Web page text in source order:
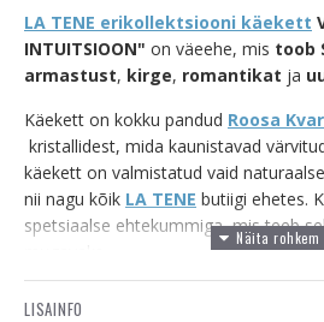
LA TENE erikollektsiooni käekett
INTUITSIOON" on väeehe, mis toob
armastust, kirge, romantikat ja
Käekett on kokku pandud Roosa
kristallidest, mida kaunistavad
käekett on valmistatud vaid
nii nagu kõik LA TENE butiigi ehetes.
spetsiaalse ehtekummiga, mis teeb
ROOSA KVARTS
LISAINFO